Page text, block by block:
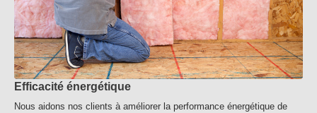
Efficacité énergétique
Nous aidons nos clients à améliorer la performance énergétique de